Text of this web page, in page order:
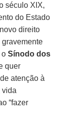
século XIX,
do Estado
direito
oSínodo dos
quer
atenção à
vida
“fazer